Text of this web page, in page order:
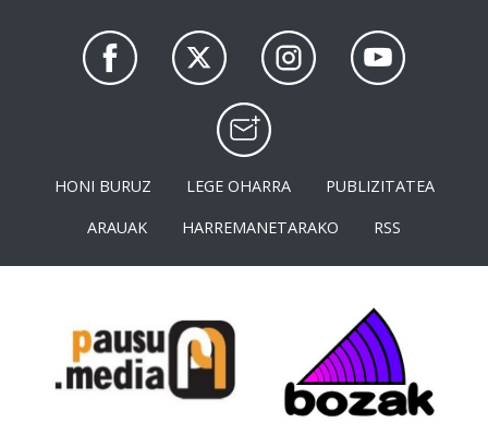
HONI BURUZ LEGE OHARRA
PUBLIZITATEA
ARAUAK
HARREMANETARAKO RSS